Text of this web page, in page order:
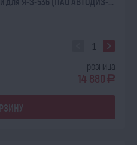
розница
14 880 a